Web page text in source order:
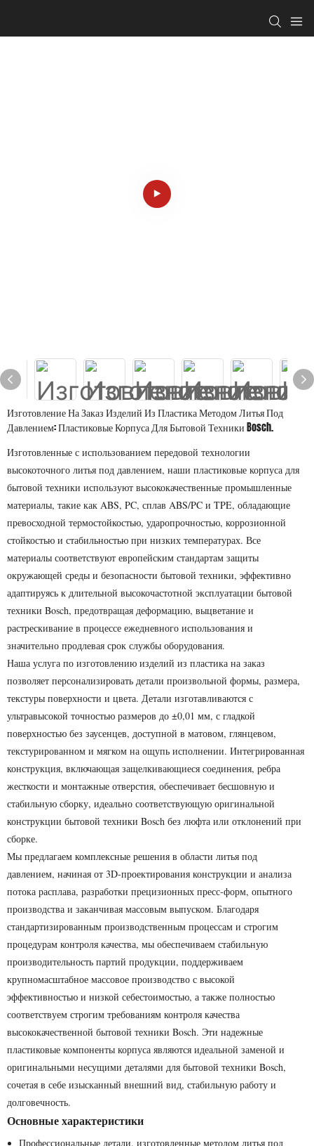
Изготовление На Заказ Изделий Из Пластика Методом Литья Под
Давлением: Пластиковые Корпуса Для Бытовой Техники Bosch.
Изготовленные с использованием передовой технологии
высокоточного литья под давлением, наши пластиковые корпуса для
бытовой техники используют высококачественные промышленные
материалы, такие как ABS, PC, сплав ABS/PC и TPE, обладающие
превосходной термостойкостью, ударопрочностью, коррозионной
стойкостью и стабильностью при низких температурах. Все
материалы соответствуют европейским стандартам защиты
окружающей среды и безопасности бытовой техники, эффективно
адаптируясь к длительной высокочастотной эксплуатации бытовой
техники Bosch, предотвращая деформацию, выцветание и
растрескивание в процессе ежедневного использования и
значительно продлевая срок службы оборудования.
Наша услуга по изготовлению изделий из пластика на заказ
позволяет персонализировать детали произвольной формы, размера,
текстуры поверхности и цвета. Детали изготавливаются с
ультравысокой точностью размеров до ±0,01 мм, с гладкой
поверхностью без заусенцев, доступной в матовом, глянцевом,
текстурированном и мягком на ощупь исполнении. Интегрированная
конструкция, включающая защелкивающиеся соединения, ребра
жесткости и монтажные отверстия, обеспечивает бесшовную и
стабильную сборку, идеально соответствующую оригинальной
конструкции бытовой техники Bosch без люфта или отклонений при
сборке.
Мы предлагаем комплексные решения в области литья под
давлением, начиная от 3D-проектирования конструкции и анализа
потока расплава, разработки прецизионных пресс-форм, опытного
производства и заканчивая массовым выпуском. Благодаря
стандартизированным производственным процессам и строгим
процедурам контроля качества, мы обеспечиваем стабильную
производительность партий продукции, поддерживаем
крупномасштабное массовое производство с высокой
эффективностью и низкой себестоимостью, а также полностью
соответствуем строгим требованиям контроля качества
высококачественной бытовой техники Bosch. Эти надежные
пластиковые компоненты корпуса являются идеальной заменой и
оригинальными несущими деталями для бытовой техники Bosch,
сочетая в себе изысканный внешний вид, стабильную работу и
долговечность.
Основные характеристики
Профессиональные детали, изготовленные методом литья под